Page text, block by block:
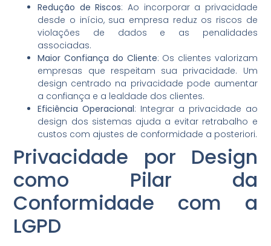
Redução de Riscos: Ao incorporar a privacidade
desde o início, sua empresa reduz os riscos de
violações de dados e as penalidades
associadas.
Maior Confiança do Cliente: Os clientes valorizam
empresas que respeitam sua privacidade. Um
design centrado na privacidade pode aumentar
a confiança e a lealdade dos clientes.
Eficiência Operacional: Integrar a privacidade ao
design dos sistemas ajuda a evitar retrabalho e
custos com ajustes de conformidade a posteriori.
Privacidade por Design
como Pilar da
Conformidade com a
LGPD